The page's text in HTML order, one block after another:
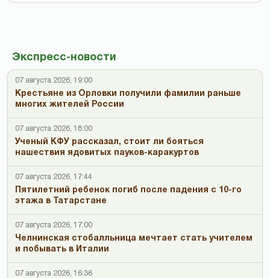
Экспресс-новости
07 августа 2026, 19:00
Крестьяне из Орловки получили фамилии раньше
многих жителей России
07 августа 2026, 18:00
Ученый КФУ рассказал, стоит ли бояться
нашествия ядовитых пауков-каракуртов
07 августа 2026, 17:44
Пятилетний ребенок погиб после падения с 10-го
этажа в Татарстане
07 августа 2026, 17:00
Челнинская стобалльница мечтает стать учителем
и побывать в Италии
07 августа 2026, 16:36